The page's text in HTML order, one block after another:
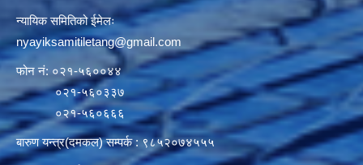
न्यायिक समितिको ईमेलः
nyayiksamitiletang@gmail.com
फोन नं: ०२१-५६००४४
०२१-५६०३३७
०२१-५६०६६६
बारुण यन्त्र(दमकल) सम्पर्क : ९८५२०७४५५५